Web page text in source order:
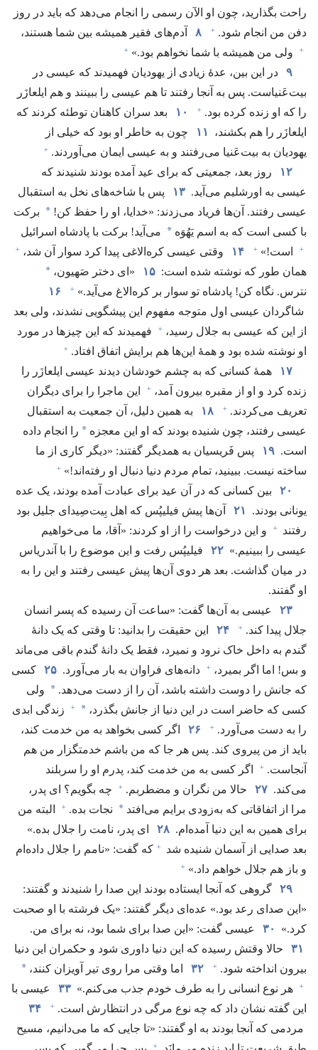
راحت بگذارید،‏ چون او الآن رسمی را انجام می‌دهد که باید در روز
دفن من انجام شود.‏ + ۸ آدم‌های فقیر همیشه بین شما هستند،‏
+ ولی من همیشه با شما نخواهم بود.‏»‏ +
۹
در این بین،‏ عدهٔ زیادی از یهودیان فهمیدند که عیسی در
بیت‌عَنیاست.‏ پس به آنجا رفتند تا هم عیسی را ببینند و هم ایلعازَر
را که او زنده کرده بود.‏ + ۱۰
بعد سران کاهنان توطئه کردند که
ایلعازَر را هم بکشند،‏
۱۱
چون به خاطر او بود که خیلی از
یهودیان به بیت‌عَنیا می‌رفتند و به عیسی ایمان می‌آوردند.‏ +
۱۲
روز بعد،‏ جمعیتی که برای عید آمده بودند شنیدند که
عیسی به اورشلیم می‌آید.‏ ۱۳
پس با شاخه‌های نخل به استقبال
عیسی رفتند.‏ آن‌ها فریاد می‌زدند:‏ «خدایا،‏ او را حفظ کن!‏ * برکت
با کسی است که به اسم یَهُوَه * می‌آید!‏ برکت با پادشاه اسرائیل
+ است!‏»‏ + ۱۴ وقتی عیسی کره‌الاغی پیدا کرد سوار آن شد،‏ +
همان طور که نوشته شده است:‏ ۱۵ ‏«ای دختر صَهیون،‏ *
نترس.‏ نگاه کن!‏ پادشاه تو سوار بر کره‌الاغ می‌آید.‏»‏ +
۱۶
شاگردان عیسی اول متوجه مفهوم این پیشگویی نشدند،‏ ولی بعد
از این که عیسی به جلال رسید،‏ +
فهمیدند که این چیزها در مورد
او نوشته شده بود و همهٔ این‌ها هم برایش اتفاق افتاد.‏ +
۱۷
همهٔ کسانی که به چشم خودشان دیدند عیسی ایلعازَر را
زنده کرد و او از مقبره بیرون آمد،‏ +
این ماجرا را برای دیگران
تعریف می‌کردند.‏ + ۱۸
به همین دلیل،‏ آن جمعیت به استقبال
عیسی رفتند،‏ چون شنیده بودند که او این معجزه * را انجام داده
است.‏ ۱۹
پس فَریسیان به همدیگر گفتند:‏ «دیگر کاری از ما
ساخته نیست.‏ ببینید،‏ تمام مردم دنیا دنبال او رفته‌اند!‏»‏ +
۲۰
بین کسانی که در آن عید برای عبادت آمده بودند،‏ یک عده
یونانی بودند.‏
۲۱
آن‌ها پیش فیلیپُس که اهل بِیت‌صِیدای جلیل بود
رفتند
+
و این درخواست را از او کردند:‏ «آقا،‏ ما می‌خواهیم
عیسی را ببینیم.‏» ۲۲
فیلیپُس رفت و این موضوع را با آندریاس
در میان گذاشت.‏ بعد هر دوی آن‌ها پیش عیسی رفتند و این را به
او گفتند.‏
۲۳
عیسی به آن‌ها گفت:‏ «ساعت آن رسیده که پسر انسان
جلال پیدا کند.‏ + ۲۴
این حقیقت را بدانید:‏ تا وقتی که یک دانهٔ
گندم به داخل خاک نرود و نمیرد،‏ فقط یک دانهٔ گندم باقی می‌ماند
و بس!‏ اما اگر بمیرد،‏ + دانه‌های فراوان به بار می‌آورد.‏ ۲۵
کسی
که جانش را دوست داشته باشد،‏ آن را از دست می‌دهد.‏ * ولی
کسی که حاضر است در این دنیا از جانش بگذرد،‏ *
+
زندگی ابدی
را به دست می‌آورد.‏ + ۲۶
اگر کسی بخواهد به من خدمت کند،‏
باید از من پیروی کند.‏ پس هر جا که من باشم خدمتگزار من هم
آنجاست.‏ +
اگر کسی به من خدمت کند،‏ پدرم او را سربلند
می‌کند.‏ ۲۷ حالا من نگران و مضطربم.‏ +
چه بگویم؟‏ ای پدر،‏
مرا از اتفاقاتی که به‌زودی برایم می‌افتد * نجات بده.‏ +
البته من
برای همین به این دنیا آمده‌ام.‏ ۲۸
ای پدر،‏ نامت را جلال بده.‏»
بعد صدایی از آسمان شنیده شد
+ که گفت:‏ «نامم را جلال داده‌ام
و باز هم جلال خواهم داد.‏»‏ +
۲۹
گروهی که آنجا ایستاده بودند این صدا را شنیدند و گفتند:‏
«این صدای رعد بود.‏» عده‌ای دیگر گفتند:‏ «یک فرشته با او صحبت
کرد.‏»
۳۰
عیسی گفت:‏ «این صدا برای شما بود،‏ نه برای من.‏
۳۱
حالا وقتش رسیده که این دنیا داوری شود و حکمران این دنیا
بیرون انداخته شود.‏ + ۳۲ اما وقتی مرا روی تیر آویزان کنند،‏ *
+ هر نوع انسانی را به طرف خودم جذب می‌کنم.‏» ۳۳
عیسی با
این گفته نشان داد که چه نوع مرگی در انتظارش است.‏ +
۳۴
مردمی که آنجا بودند به او گفتند:‏ «تا جایی که ما می‌دانیم،‏ مسیح
+